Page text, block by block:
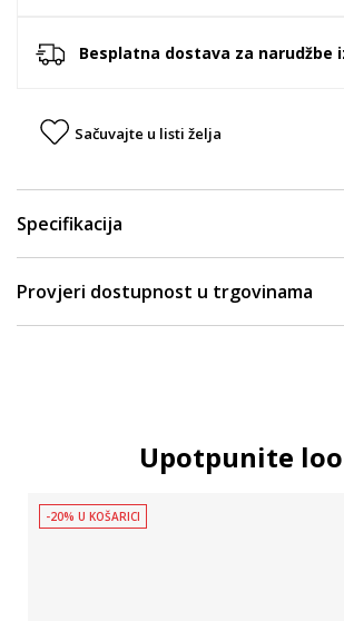
Besplatna dostava za narudžbe
Sačuvajte u listi želja
Specifikacija
Provjeri dostupnost u trgovinama
Upotpunite
-20% U KOŠARICI